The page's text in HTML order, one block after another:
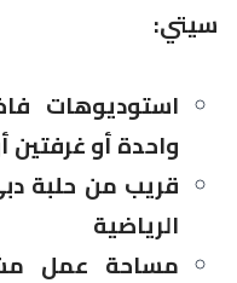
سيتي:
استوديوهات
واحدة أو غرفتين
قريب من حلبة
الرياضية
مساحة عمل